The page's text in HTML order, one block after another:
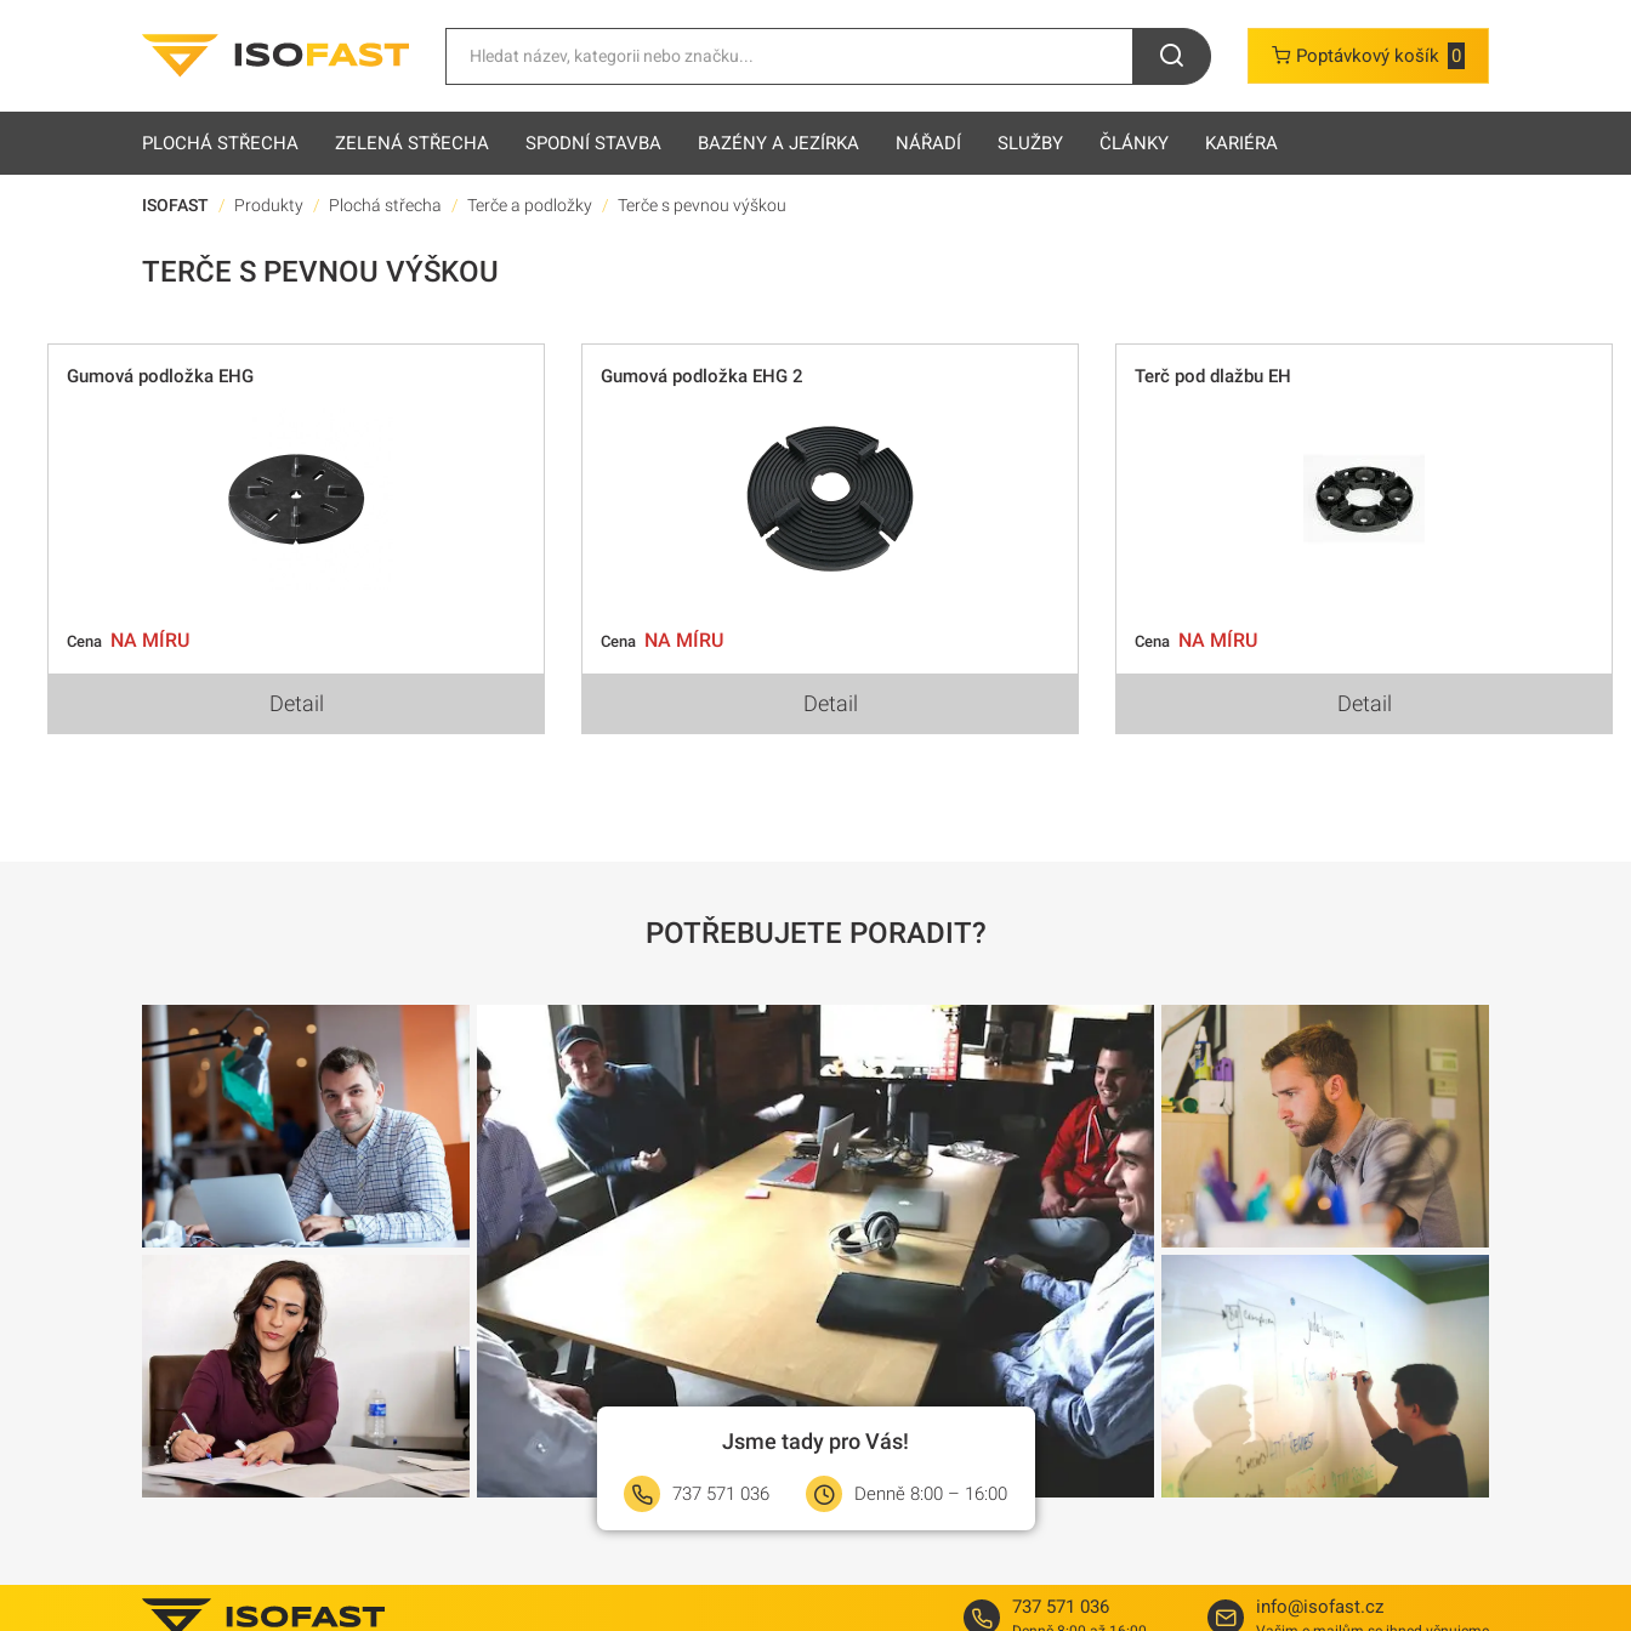
Poptávkový košík 0
PLOCHÁ STŘECHA ZELENÁ STŘECHA SPODNÍ STAVBA BAZÉNY A JEZÍRKA NÁŘADÍ SLUŽBY ČLÁNKY KARIÉRA
ISOFAST Produkty Plochá střecha Terče a podložky Terče s pevnou výškou
TERČE S PEVNOU VÝŠKOU
Gumová podložka EHG
Cena NA MÍRU
Detail
Gumová podložka EHG 2
Cena NA MÍRU
Detail
Terč pod dlažbu EH
Cena NA MÍRU
Detail
POTŘEBUJETE PORADIT?
Jsme tady pro Vás!
737 571 036 Denně 8:00 – 16:00
737 571 036 info@isofast.cz